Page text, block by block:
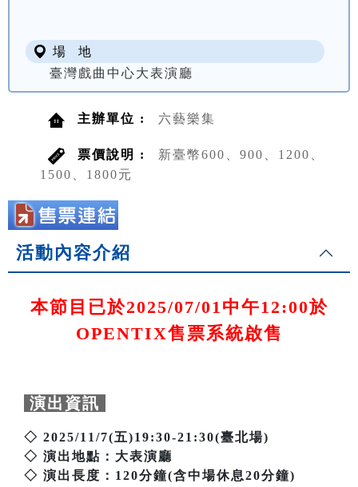
場 地
臺灣戲曲中心大表演廳
主辦單位 : 六藝樂集
票價說明 :
新臺幣600、900、1200、
1500、1800元
活動內容介紹
本節目已於2025/07/01中午12:00於
OPENTIX售票系統啟售
演出資訊
◇ 2025/11/7(五)19:30-21:30(臺北場)
◇ 演出地點：大表演廳
◇ 演出長度：120分鐘(含中場休息20分鐘)